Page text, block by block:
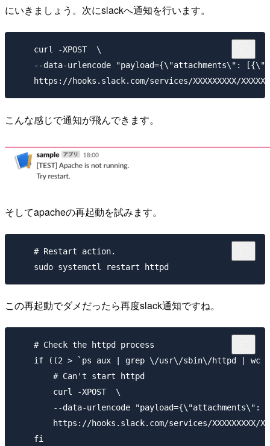
にいきましょう。次にslackへ通知を行います。
    curl -XPOST  \
--data-urlencode "payload={\"attachments\":
こんな感じで通知が飛んできます。
そしてapacheの再起動を試みます。
    # Restart action.
この再起動でダメだったら再度slack通知ですね。
    # Check the httpd process
if ((2 > `ps aux | grep \/usr\/sbin\/httpd | wc
        # Can't start httpd
        curl -XPOST  \
--data-urlencode "payload={\"attachments\":
https://hooks.slack.com/services/XXXXXXXXX/